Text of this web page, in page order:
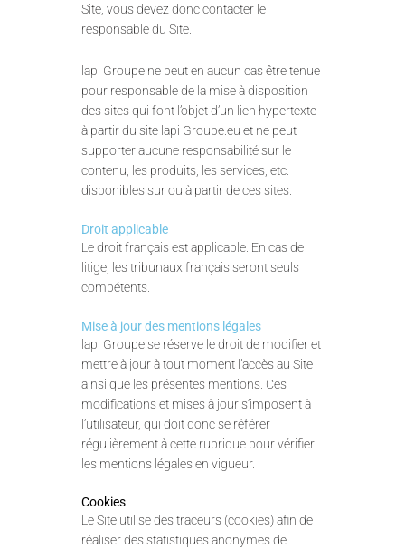
Site, vous devez donc contacter le
responsable du Site.
lapi Groupe ne peut en aucun cas être tenue
pour responsable de la mise à disposition
des sites qui font l’objet d’un lien hypertexte
à partir du site lapi Groupe.eu et ne peut
supporter aucune responsabilité sur le
contenu, les produits, les services, etc.
disponibles sur ou à partir de ces sites.
Droit applicable
Le droit français est applicable. En cas de
litige, les tribunaux français seront seuls
compétents.
Mise à jour des mentions légales
lapi Groupe se réserve le droit de modifier et
mettre à jour à tout moment l’accès au Site
ainsi que les présentes mentions. Ces
modifications et mises à jour s’imposent à
l’utilisateur, qui doit donc se référer
régulièrement à cette rubrique pour vérifier
les mentions légales en vigueur.
Cookies
Le Site utilise des traceurs (cookies) afin de
réaliser des statistiques anonymes de